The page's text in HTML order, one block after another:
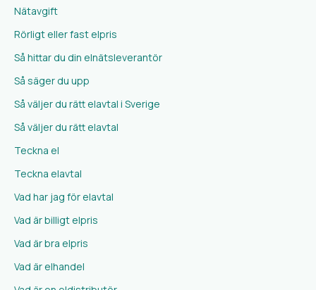
Nätavgift
Rörligt eller fast elpris
Så hittar du din elnätsleverantör
Så säger du upp
Så väljer du rätt elavtal i Sverige
Så väljer du rätt elavtal
Teckna el
Teckna elavtal
Vad har jag för elavtal
Vad är billigt elpris
Vad är bra elpris
Vad är elhandel